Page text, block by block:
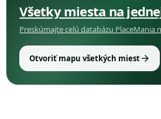
Všetky miesta na
Preskúmajte celú databázu PlaceMania
Otvoriť mapu všetkých miestarrow_forward